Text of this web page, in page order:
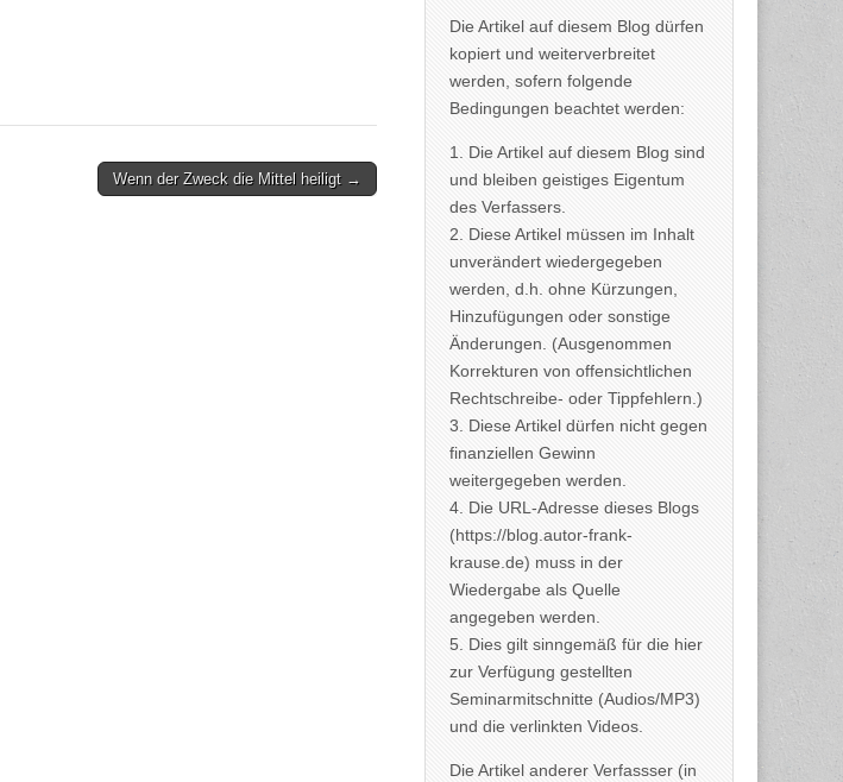
Wenn der Zweck die Mittel heiligt →
Die Artikel auf diesem Blog dürfen
kopiert und weiterverbreitet
werden, sofern folgende
Bedingungen beachtet werden:
1. Die Artikel auf diesem Blog sind
und bleiben geistiges Eigentum
des Verfassers.
2. Diese Artikel müssen im Inhalt
unverändert wiedergegeben
werden, d.h. ohne Kürzungen,
Hinzufügungen oder sonstige
Änderungen. (Ausgenommen
Korrekturen von offensichtlichen
Rechtschreibe- oder Tippfehlern.)
3. Diese Artikel dürfen nicht gegen
finanziellen Gewinn
weitergegeben werden.
4. Die URL-Adresse dieses Blogs
(https://blog.autor-frank-
krause.de) muss in der
Wiedergabe als Quelle
angegeben werden.
5. Dies gilt sinngemäß für die hier
zur Verfügung gestellten
Seminarmitschnitte (Audios/MP3)
und die verlinkten Videos.
Die Artikel anderer Verfassser (in